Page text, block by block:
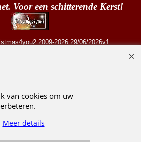
Voor een schitterende Kerst!
2009-2026 29/06/2026v1
met ShopFactory webwinkel software.
van cookies om uw
Meer details